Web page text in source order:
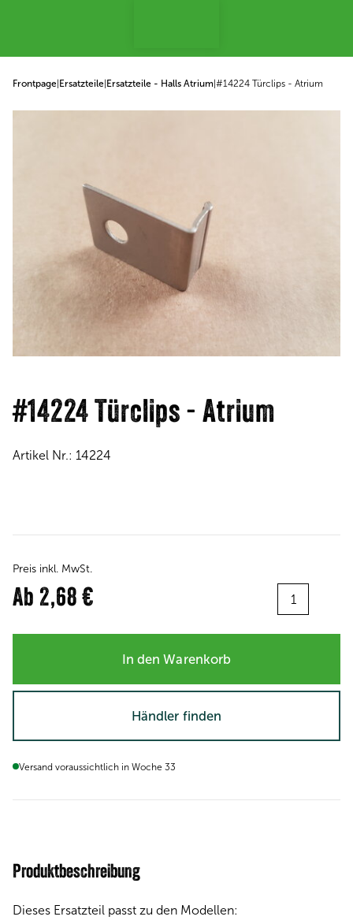
Frontpage Ersatzteile Ersatzteile - Halls Atrium #14224 Türclips - Atrium
#14224 Türclips - Atrium
Artikel Nr.: 14224
Preis inkl. MwSt.
Ab 2,68 €
In den Warenkorb
Händler finden
Versand voraussichtlich in Woche 33
Produktbeschreibung
Dieses Ersatzteil passt zu den Modellen: